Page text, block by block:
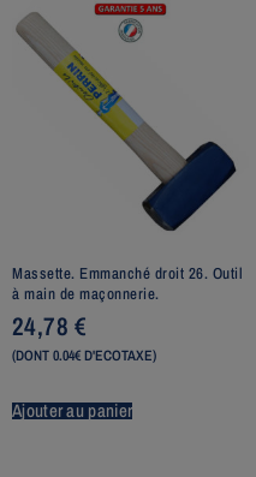
Massette. Emmanché droit 26. Outil
à main de maçonnerie.
24,78€
(DONT 0.04€ D'ECOTAXE)
Ajouter au panier